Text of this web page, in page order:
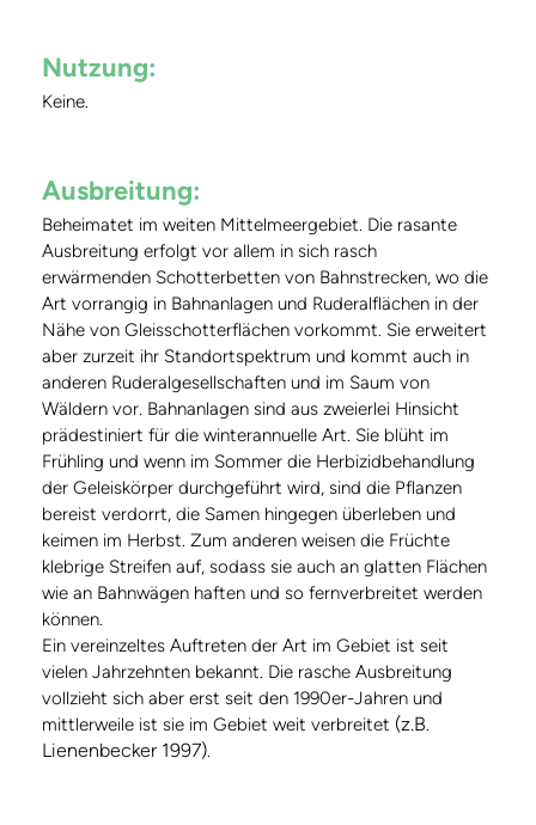
Nutzung:
Keine.
Ausbreitung:
Beheimatet im weiten Mittelmeergebiet. Die rasante
Ausbreitung erfolgt vor allem in sich rasch
erwärmenden Schotterbetten von Bahnstrecken, wo die
Art vorrangig in Bahnanlagen und Ruderalflächen in der
Nähe von Gleisschotterflächen vorkommt. Sie erweitert
aber zurzeit ihr Standortspektrum und kommt auch in
anderen Ruderalgesellschaften und im Saum von
Wäldern vor. Bahnanlagen sind aus zweierlei Hinsicht
prädestiniert für die winterannuelle Art. Sie blüht im
Frühling und wenn im Sommer die Herbizidbehandlung
der Geleiskörper durchgeführt wird, sind die Pflanzen
bereist verdorrt, die Samen hingegen überleben und
keimen im Herbst. Zum anderen weisen die Früchte
klebrige Streifen auf, sodass sie auch an glatten Flächen
wie an Bahnwägen haften und so fernverbreitet werden
können.
Ein vereinzeltes Auftreten der Art im Gebiet ist seit
vielen Jahrzehnten bekannt. Die rasche Ausbreitung
vollzieht sich aber erst seit den 1990er-Jahren und
mittlerweile ist sie im Gebiet weit verbreitet (z.B.
Lienenbecker 1997).